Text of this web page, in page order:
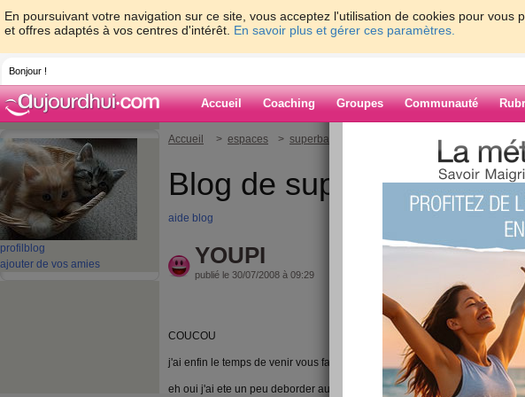
En poursuivant votre navigation sur ce site, vous acceptez l'utilisation de cookies pour vous
et offres adaptés à vos centres d'intérêt. En savoir plus et gérer ces paramètres.
Bonjour !
Accueil Coaching Groupes Communauté
profil blog
ajouter de vos amies
Accueil > espaces > superbabou
Blog de superbabou
aide blog
YOUPI
publié le 30/07/2008 à 09:29
COUCOU
j'ai enfin le temps de venir vous faire un petit coucou
eh oui j'ai ete un peu deborder au boulot ma collegue avait plein de